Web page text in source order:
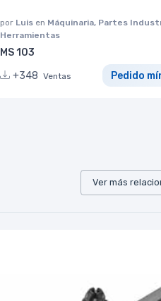
por Luis en Máquinaria, Partes
Herramientas
MS 103
+348 Ventas Pedido
Ver más